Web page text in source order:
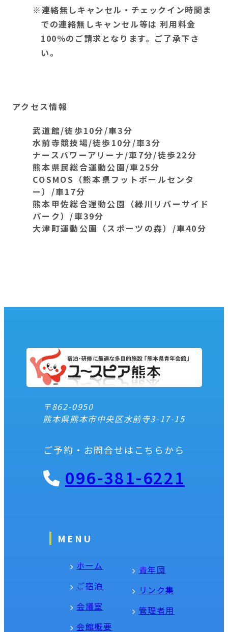
連絡無しキャンセル・チェックイン時間ま
での連絡無しキャンセル等は 利用料金
100％のご請求となります。ご了承下さ
い。
アクセス情報
武道館/徒歩10分/車3分
水前寺競技場/徒歩10分/車3分
ナースパワーアリーナ/車7分/徒歩22分
熊本県民総合運動公園/車25分
COSMOS（熊本県フットボールセンタ
ー）/車17分
熊本甲佐総合運動公園（緑川リバーサイド
パーク）/車39分
大津町運動公園（スポーツの森）/車40分
〒862-0950
熊本県熊本市中央区水前寺3-17-15
ご予約・お問合せはこちらから
096-381-6221
MENU
ホーム
ご宿泊
会議室
会館概要
青年団
リンク集
管理者用